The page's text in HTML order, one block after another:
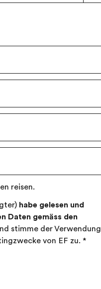
reisen.
habe gelesen und
Daten gemäss den
stimme der Verwendung
von EF zu. *